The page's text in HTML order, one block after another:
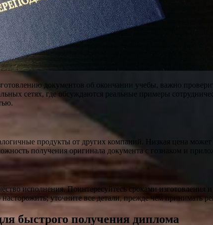
документов об окончании учебы, важно
сетях, где обсуждаются реальные примеры
продукты от других компаний. Низкая цена может
получения оригинала документа с гознаком и
исполнения. Поинтересуйтесь сроками
уточните все детали, прежде чем принимать
быстрого получения диплома